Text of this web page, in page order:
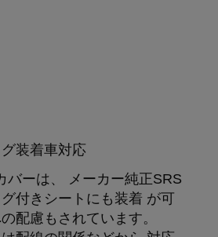
装着車対応
バーは、 メーカー純正SRS
付きシートにも装着 が可
配慮もされています。